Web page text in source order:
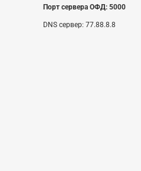
Порт сервера ОФД: 5000
DNS сервер: 77.88.8.8